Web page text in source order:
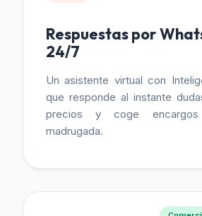
Respuestas por
24/7
Un asistente virtual con
que responde al instante
precios y coge
madrugada.